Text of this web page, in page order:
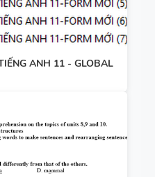
ANH 11 - GLOBAL